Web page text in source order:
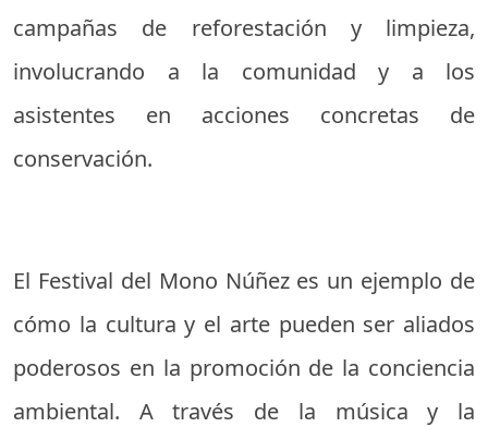
campañas de reforestación y limpieza,
involucrando a la comunidad y a los
asistentes en acciones concretas de
conservación.
El Festival del Mono Núñez es un ejemplo de
cómo la cultura y el arte pueden ser aliados
poderosos en la promoción de la conciencia
ambiental. A través de la música y la